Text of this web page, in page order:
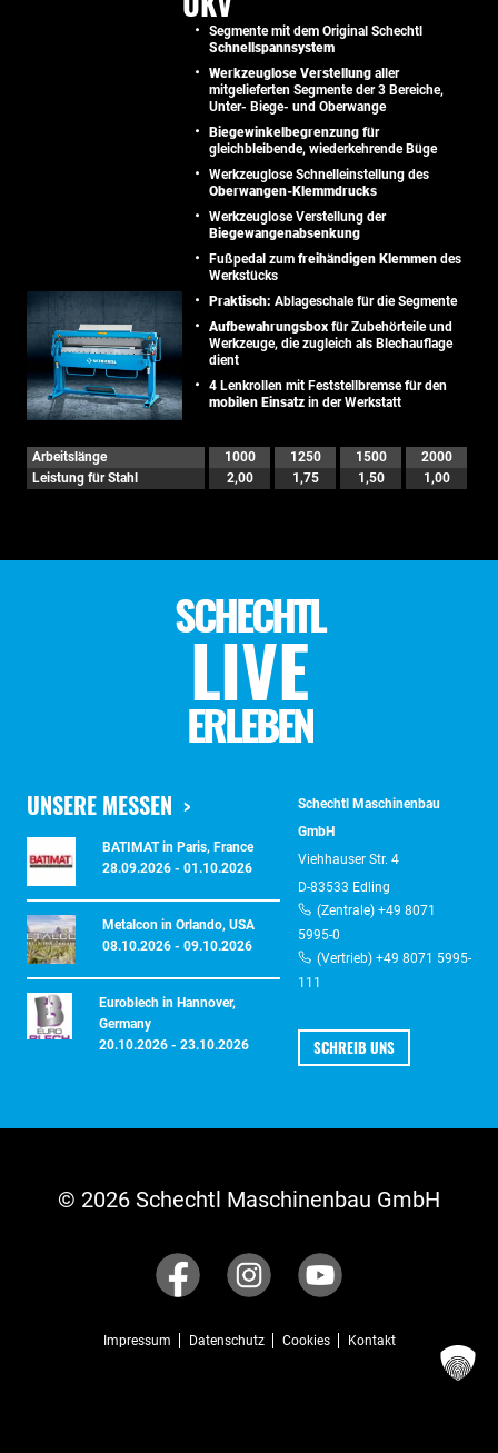
Segmente mit dem Original Schechtl
Schnellspannsystem
Werkzeuglose Verstellung aller
mitgelieferten Segmente der 3 Bereiche,
Unter- Biege- und Oberwange
Biegewinkelbegrenzung für
gleichbleibende, wiederkehrende Büge
Werkzeuglose Schnelleinstellung des
Oberwangen-Klemmdrucks
Werkzeuglose Verstellung der
Biegewangenabsenkung
Fußpedal zum freihändigen Klemmen des
Werkstücks
Praktisch: Ablageschale für die Segmente
Aufbewahrungsbox für Zubehörteile und
Werkzeuge, die zugleich als Blechauflage
dient
4 Lenkrollen mit Feststellbremse für den
mobilen Einsatz in der Werkstatt
Arbeitslänge 1000 1250 1500
2000
Leistung für Stahl
2,00 1,75 1,50 1,00
SCHECHTL
LIVE
ERLEBEN
UNSERE MESSEN
BATIMAT in Paris, France
28.09.2026 - 01.10.2026
Metalcon in Orlando, USA
08.10.2026 - 09.10.2026
Euroblech in Hannover,
Germany
20.10.2026 - 23.10.2026
Schechtl Maschinenbau
GmbH
Viehhauser Str. 4
D-83533 Edling
(Zentrale) +49 8071
5995-0
(Vertrieb) +49 8071 5995-
111
SCHREIB UNS
© 2026 Schechtl Maschinenbau GmbH
Impressum Datenschutz Cookies Kontakt